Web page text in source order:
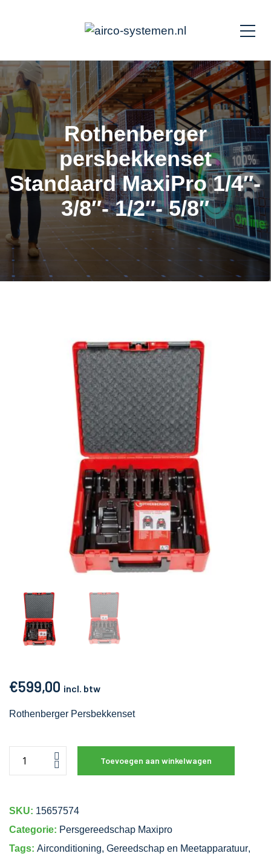
Rothenberger
persbekkenset
Standaard MaxiPro 1/4″-
3/8″- 1/2″- 5/8″
€599,00 incl. btw
Rothenberger Persbekkenset
Toevoegen aan winkelwagen
SKU: 15657574
Categorie: Persgereedschap Maxipro
Tags: Airconditioning, Gereedschap en Meetapparatuur,